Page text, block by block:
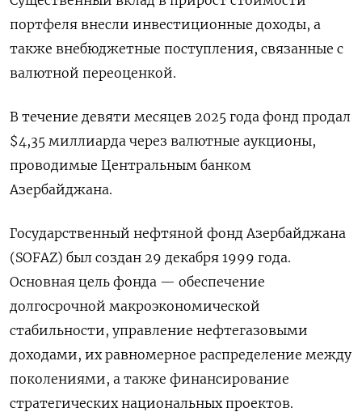
портфеля внесли инвестиционные доходы, а
также внебюджетные поступления, связанные с
валютной переоценкой.
В течение девяти месяцев 2025 года фонд продал
$4,35 миллиарда через валютные аукционы,
проводимые Центральным банком
Азербайджана.
Государственный нефтяной фонд Азербайджана
(SOFAZ) был создан 29 декабря 1999 года.
Основная цель фонда — обеспечение
долгосрочной макроэкономической
стабильности, управление нефтегазовыми
доходами, их равномерное распределение между
поколениями, а также финансирование
стратегических национальных проектов.